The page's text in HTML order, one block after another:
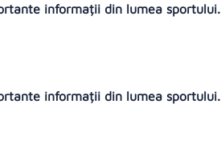
informații din lumea sportului.
informații din lumea sportului.